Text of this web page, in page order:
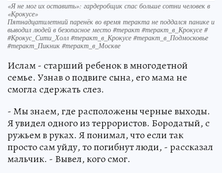
«Я не мог их оставить»: гардеробщик спас больше сотни человек в
«Крокусе»
Пятнадцатилетний паренёк во время теракта не поддался панике и
выводил людей в безопасное место #теракт #теракт_в_Крокусе #
#Крокус_Сити_Холл #теракт_в_Крокусе #теракт_в_Подмосковье
#теракт_Пикник #теракт_в_Москве
Ислам - старший ребенок в многодетной
семье. Узнав о подвиге сына, его мама не
смогла сдержать слез.
- Мы знаем, где расположены черные выходы.
Я увидел одного из террористов. Бородатый, с
ружьем в руках. Я понимал, что если так
просто сам уйду, то погибнут люди, - рассказал
мальчик. - Вывел, кого смог.